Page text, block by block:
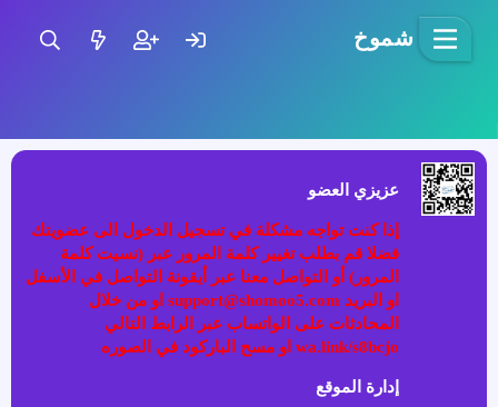
شموخ
عزيزي العضو
إذا كنت تواجه مشكلة في تسجيل الدخول الى عضويتك
فضلا قم بطلب تغيير كلمة المرور عبر (نسيت كلمة
المرور) أو التواصل معنا عبر أيقونة التواصل في الأسفل
او البريد support@shomoo5.com او من خلال
المحادثات على الواتساب عبر الرابط التالي
wa.link/s8bcjo او مسح الباركود في الصوره
إدارة الموقع